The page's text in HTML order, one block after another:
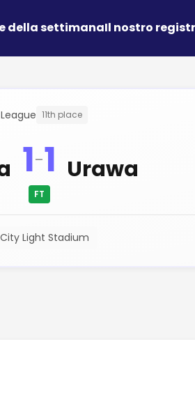
della settimanaIl nostro
League 11th place
1-1
FT
Urawa
City Light Stadium